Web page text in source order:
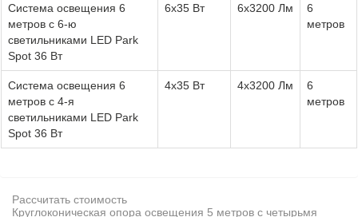
Система освещения 6
метров с 6-ю
светильниками LED Park
Spot 36 Вт
6x35 Вт 6х3200 Лм
6
метров
Система освещения 6
метров с 4-я
светильниками LED Park
Spot 36 Вт
4x35 Вт 4х3200 Лм
6
метров
Рассчитать стоимость
Круглоконическая опора освещения 5 метров с четырьмя